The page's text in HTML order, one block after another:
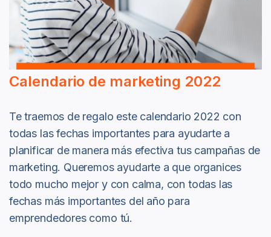
Calendario de marketing 2022
Te traemos de regalo este calendario 2022 con
todas las fechas importantes para ayudarte a
planificar de manera más efectiva tus campañas de
marketing. Queremos ayudarte a que organices
todo mucho mejor y con calma, con todas las
fechas más importantes del año para
emprendedores como tú.